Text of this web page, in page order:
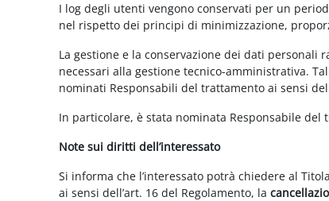
I log degli utenti vengono conservati per un
nel rispetto dei principi di minimizzazione,
La gestione e la conservazione dei dati personali
necessari alla gestione tecnico-amministrativa.
nominati Responsabili del trattamento ai sensi
In particolare, è stata nominata Responsabile del
Note sui diritti dell’interessato
Si informa che l’interessato potrà chiedere al
ai sensi dell’art. 16 del Regolamento, la